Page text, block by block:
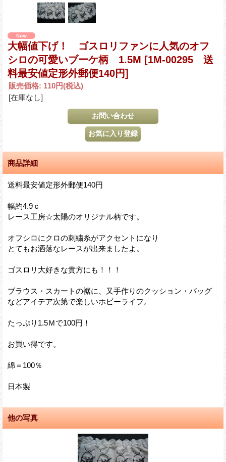
大幅値下げ！ ゴスロリファンに人気のオフ
シロの可愛いブーケ柄 1.5M [1M-00295 送
料最安値定形外郵便140円]
販売価格: 110円(税込)
[在庫なし]
商品詳細
送料最安値定形外郵便140円
幅約4.9ｃ
レース工房☆太陽のオリジナル柄です。
オフシロにクロの刺繍糸がアクセントになり
とてもお洒落なレースが出来ましたよ。
ゴスロリ大好きな貴方にも！！！
ブラウス・スカートの裾に、又手作りのクッション・バッグ
などアイデア次第で楽しいホビーライフ。
たっぷり1.5Ｍで100円！
お買い得です。
綿＝100％
日本製
他の写真